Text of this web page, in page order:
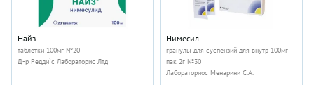
Найз
таблетки 100мг №20
Д-р Редди`с Лабораторис Лтд
Нимесил
гранулы для суспензий для внутр 100мг
пак 2г №30
Лабораториос Менарини С.А.